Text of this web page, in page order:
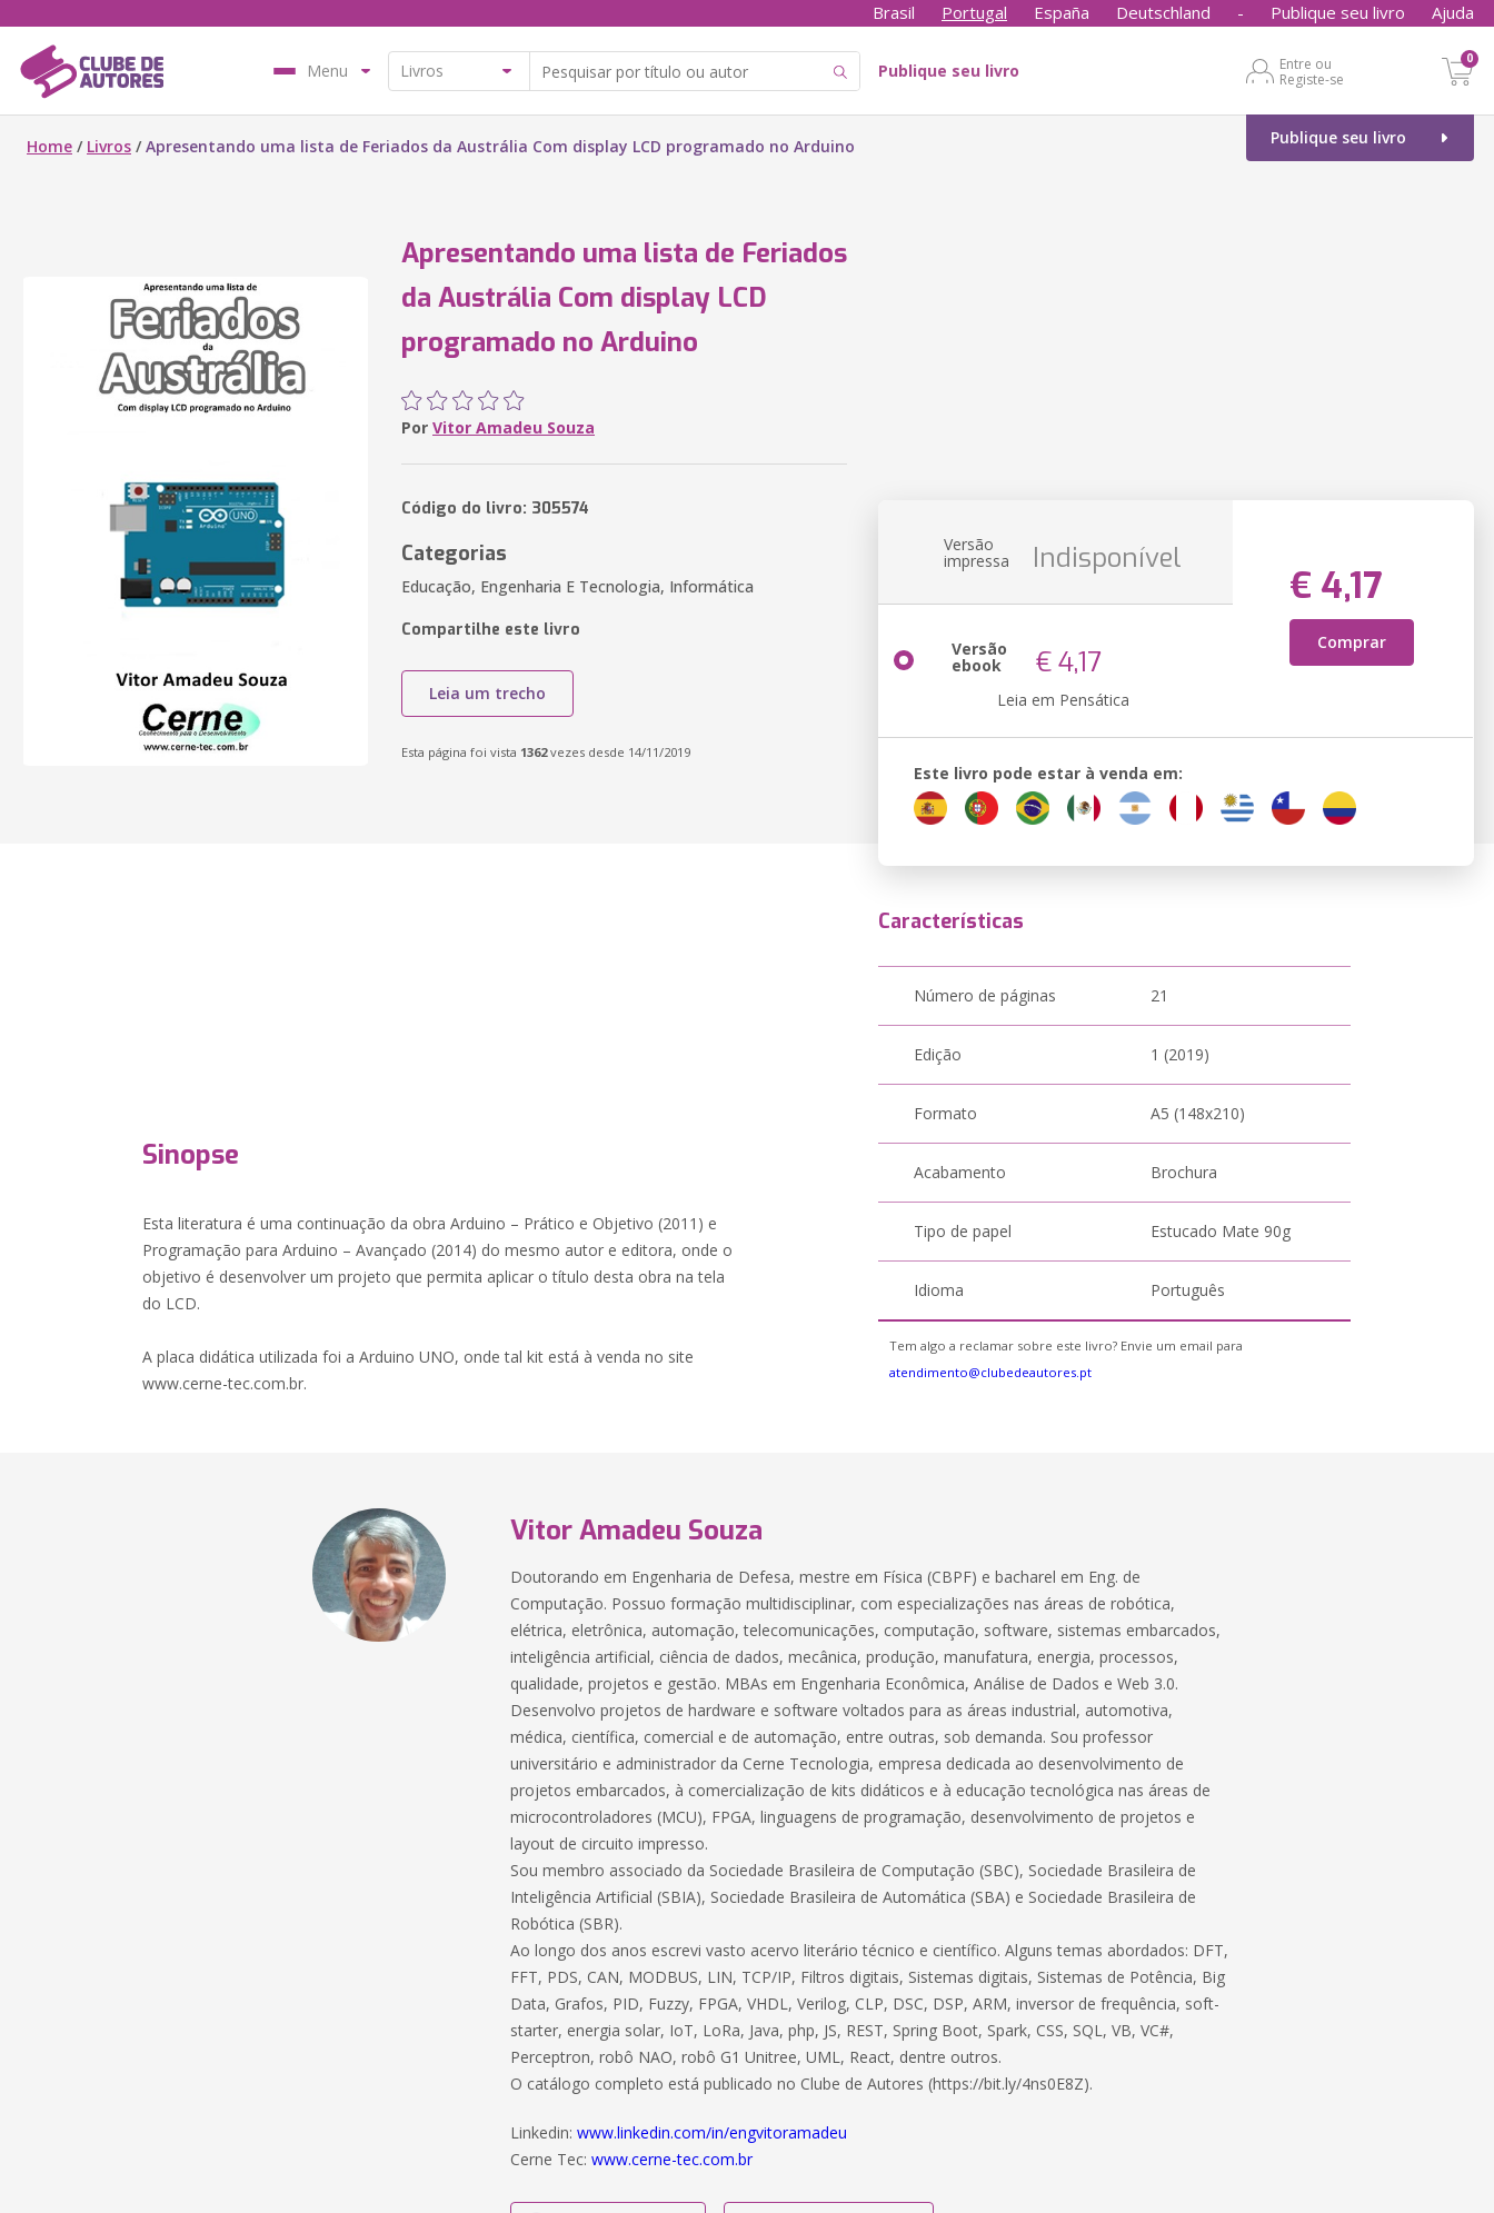
Brasil Portugal España Deutschland - Publique seu livro Ajuda
Menu Publique seu livro
Entre ou
Registe-se
0
Publique seu livro
Home / Livros /Apresentando uma lista de Feriados da Austrália Com display LCD programado no Arduino
Apresentando uma lista de Feriados
da Austrália Com display LCD
programado no Arduino
Por Vitor Amadeu Souza
Código do livro: 305574
Categorias
Educação, Engenharia E Tecnologia, Informática
Compartilhe este livro
Leia um trecho
Esta página foi vista 1362vezes desde 14/11/2019
Versão
impressa Indisponível
€ 4,17
Comprar
Versão
ebook € 4,17
Leia em Pensática
Este livro pode estar à venda em:
Sinopse
Esta literatura é uma continuação da obra Arduino – Prático e Objetivo (2011) e
Programação para Arduino – Avançado (2014) do mesmo autor e editora, onde o
objetivo é desenvolver um projeto que permita aplicar o título desta obra na tela
do LCD.
A placa didática utilizada foi a Arduino UNO, onde tal kit está à venda no site
www.cerne-tec.com.br.
Características
Número de páginas 21
Edição 1 (2019)
Formato A5 (148x210)
Acabamento Brochura
Tipo de papel Estucado Mate 90g
Idioma Português
Tem algo a reclamar sobre este livro? Envie um email para
atendimento@clubedeautores.pt
Vitor Amadeu Souza
Doutorando em Engenharia de Defesa, mestre em Física (CBPF) e bacharel em Eng. de
Computação. Possuo formação multidisciplinar, com especializações nas áreas de robótica,
elétrica, eletrônica, automação, telecomunicações, computação, software, sistemas embarcados,
inteligência artificial, ciência de dados, mecânica, produção, manufatura, energia, processos,
qualidade, projetos e gestão. MBAs em Engenharia Econômica, Análise de Dados e Web 3.0.
Desenvolvo projetos de hardware e software voltados para as áreas industrial, automotiva,
médica, científica, comercial e de automação, entre outras, sob demanda. Sou professor
universitário e administrador da Cerne Tecnologia, empresa dedicada ao desenvolvimento de
projetos embarcados, à comercialização de kits didáticos e à educação tecnológica nas áreas de
microcontroladores (MCU), FPGA, linguagens de programação, desenvolvimento de projetos e
layout de circuito impresso.
Sou membro associado da Sociedade Brasileira de Computação (SBC), Sociedade Brasileira de
Inteligência Artificial (SBIA), Sociedade Brasileira de Automática (SBA) e Sociedade Brasileira de
Robótica (SBR).
Ao longo dos anos escrevi vasto acervo literário técnico e científico. Alguns temas abordados: DFT,
FFT, PDS, CAN, MODBUS, LIN, TCP/IP, Filtros digitais, Sistemas digitais, Sistemas de Potência, Big
Data, Grafos, PID, Fuzzy, FPGA, VHDL, Verilog, CLP, DSC, DSP, ARM, inversor de frequência, soft-
starter, energia solar, IoT, LoRa, Java, php, JS, REST, Spring Boot, Spark, CSS, SQL, VB, VC#,
Perceptron, robô NAO, robô G1 Unitree, UML, React, dentre outros.
O catálogo completo está publicado no Clube de Autores (https://bit.ly/4ns0E8Z).
Linkedin:www.linkedin.com/in/engvitoramadeu
Cerne Tec:www.cerne-tec.com.br